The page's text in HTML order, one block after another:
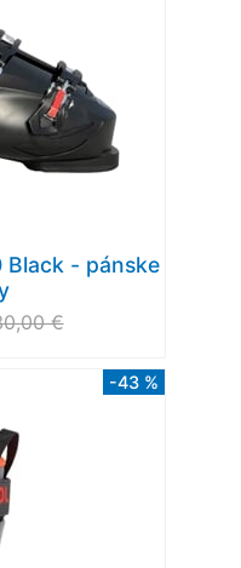
Black - pánske
€
-43 %